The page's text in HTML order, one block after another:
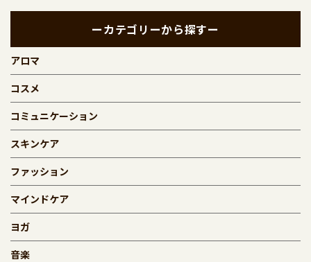
ーカテゴリーから探すー
アロマ
コスメ
コミュニケーション
スキンケア
ファッション
マインドケア
ヨガ
音楽